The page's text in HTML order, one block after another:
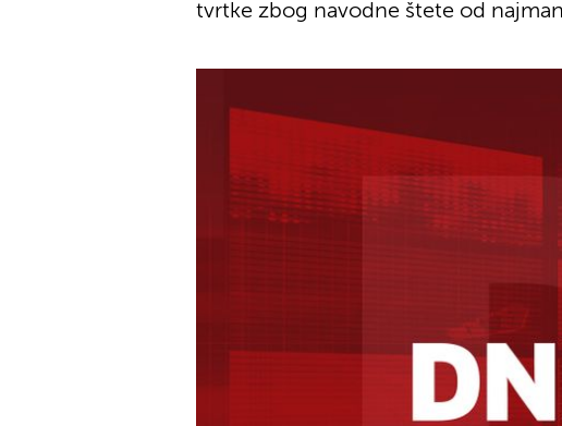
tvrtke zbog navodne štete od